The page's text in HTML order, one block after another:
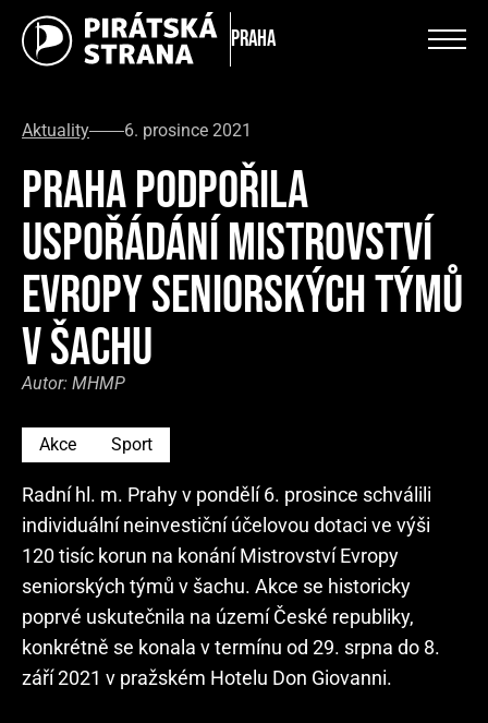
Praha
Aktuality 6. prosince 2021
PRAHA PODPOŘILA
USPOŘÁDÁNÍ MISTROVSTVÍ
EVROPY SENIORSKÝCH TÝMŮ
V ŠACHU
Autor: MHMP
Akce Sport
Radní hl. m. Prahy v pondělí 6. prosince schválili
individuální neinvestiční účelovou dotaci ve výši
120 tisíc korun na konání Mistrovství Evropy
seniorských týmů v šachu. Akce se historicky
poprvé uskutečnila na území České republiky,
konkrétně se konala v termínu od 29. srpna do 8.
září 2021 v pražském Hotelu Don Giovanni.